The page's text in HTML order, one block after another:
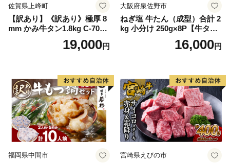
佐賀県上峰町
【訳あり】《訳あり》極厚 8
mm かみ牛タン1.8kg C-709-
19,000円
大阪府泉佐野市
ねぎ塩 牛たん（成型）合計 2
kg 小分け 250g×8P【牛タン
牛肉 焼肉用 薄切り 訳あり サ
16,000円
福岡県中間市 宮崎県えびの市